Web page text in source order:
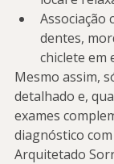
Associação
dentes,
chiclete em
Mesmo assim,
detalhado e,
exames
diagnóstico
Arquitetado